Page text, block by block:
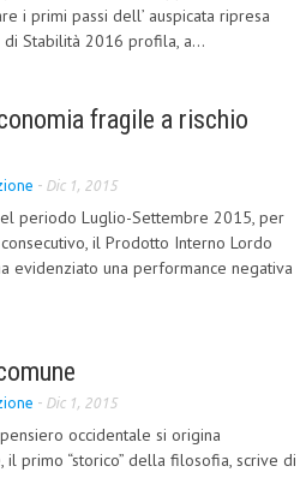
i primi passi dell’ auspicata ripresa
di Stabilità 2016 profila, a...
fragile a rischio
- Dic 1, 2015
periodo Luglio-Settembre 2015, per
il Prodotto Interno Lordo
evidenziato una performance negativa
- Dic 1, 2015
occidentale si origina
il primo “storico” della filosofia, scrive di